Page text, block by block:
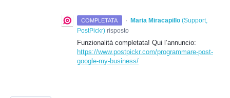
COMPLETATA · Maria Miracapillo (Support,
PostPickr) risposto
Funzionalità completata! Qui l’annuncio:
https://www.postpickr.com/programmare-post-
google-my-business/